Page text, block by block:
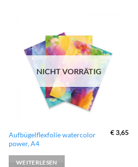
Wunschliste
hinzufügen
NICHT VORRÄTIG
Aufbügelflexfolie watercolor
power, A4
€3,65
WEITERLESEN